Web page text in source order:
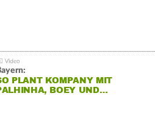
PLANT KOMPANY MIT
BOEY UND…